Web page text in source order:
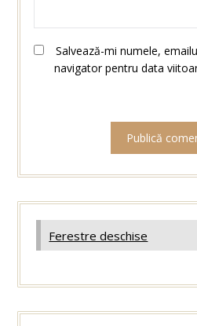
Salvează-mi numele,
navigator pentru data
Ferestre deschise